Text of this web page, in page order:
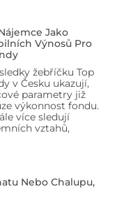
Jako
Výnosů Pro
žebříčku Top
v Česku ukazují,
parametry již
výkonnost fondu.
více sledují
vztahů,
Nebo Chalupu,